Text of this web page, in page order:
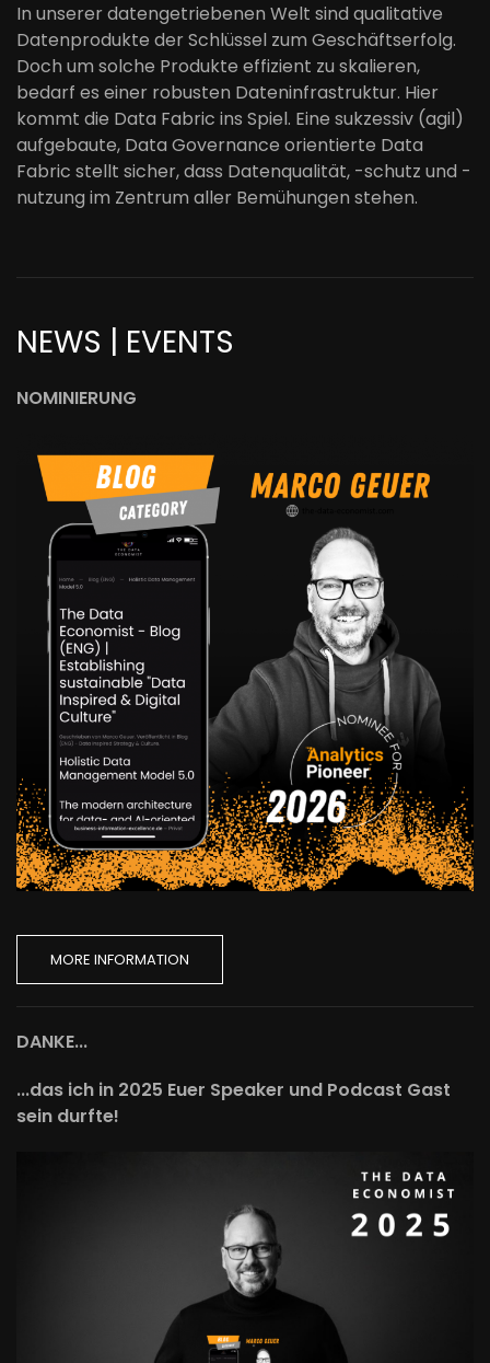
In unserer datengetriebenen Welt sind qualitative
Datenprodukte der Schlüssel zum Geschäftserfolg.
Doch um solche Produkte effizient zu skalieren,
bedarf es einer robusten Dateninfrastruktur. Hier
kommt die Data Fabric ins Spiel. Eine sukzessiv (agil)
aufgebaute, Data Governance orientierte Data
Fabric stellt sicher, dass Datenqualität, -schutz und -
nutzung im Zentrum aller Bemühungen stehen.
NEWS | EVENTS
NOMINIERUNG
MORE INFORMATION
DANKE...
...das ich in 2025 Euer Speaker und Podcast Gast
sein durfte!